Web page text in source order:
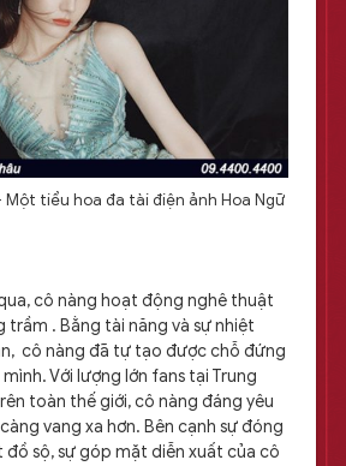
Một tiểu hoa đa tài điện ảnh Hoa Ngữ
cô nàng hoạt động nghê thuật
trầm . Bằng tài năng và sự nhiệt
cô nàng đã tự tạo được chỗ đứng
Với lượng lớn fans tại Trung
toàn thế giới, cô nàng đáng yêu
vang xa hơn. Bên cạnh sự đóng
sộ, sự góp mặt diễn xuất của cô